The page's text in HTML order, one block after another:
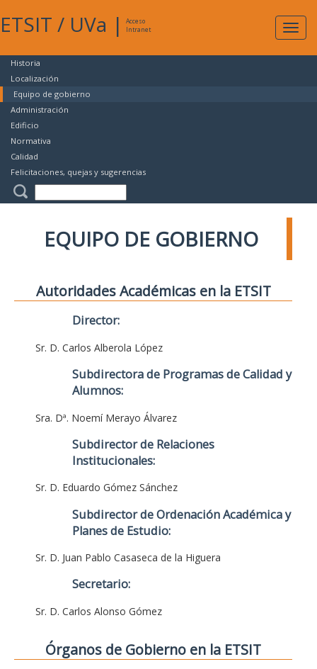
ETSIT / UVa |
Acceso
Intranet
Historia
Localización
Equipo de gobierno
Administración
Edificio
Normativa
Calidad
Felicitaciones, quejas y sugerencias
EQUIPO DE GOBIERNO
Autoridades Académicas en la ETSIT
Director:
Sr. D. Carlos Alberola López
Subdirectora de Programas de Calidad y
Alumnos:
Sra. Dª. Noemí Merayo Álvarez
Subdirector de Relaciones
Institucionales:
Sr. D. Eduardo Gómez Sánchez
Subdirector de Ordenación Académica y
Planes de Estudio:
Sr. D. Juan Pablo Casaseca de la Higuera
Secretario:
Sr. D. Carlos Alonso Gómez
Órganos de Gobierno en la ETSIT